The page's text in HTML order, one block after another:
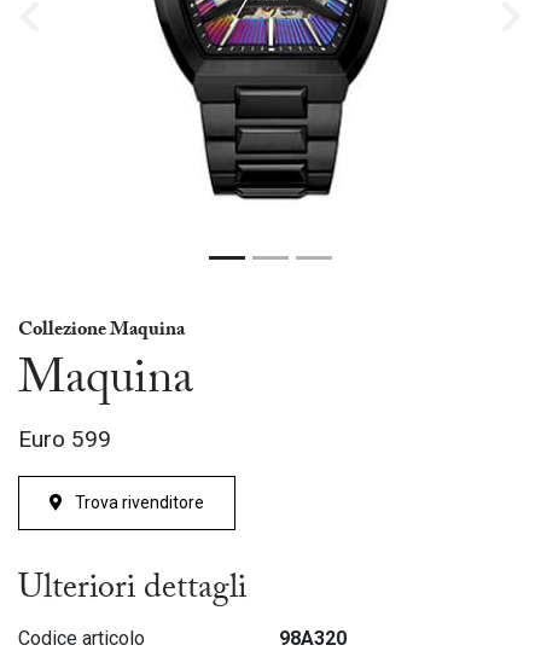
Collezione Maquina
Maquina
Euro 599
Trova rivenditore
Ulteriori dettagli
Codice articolo 98A320